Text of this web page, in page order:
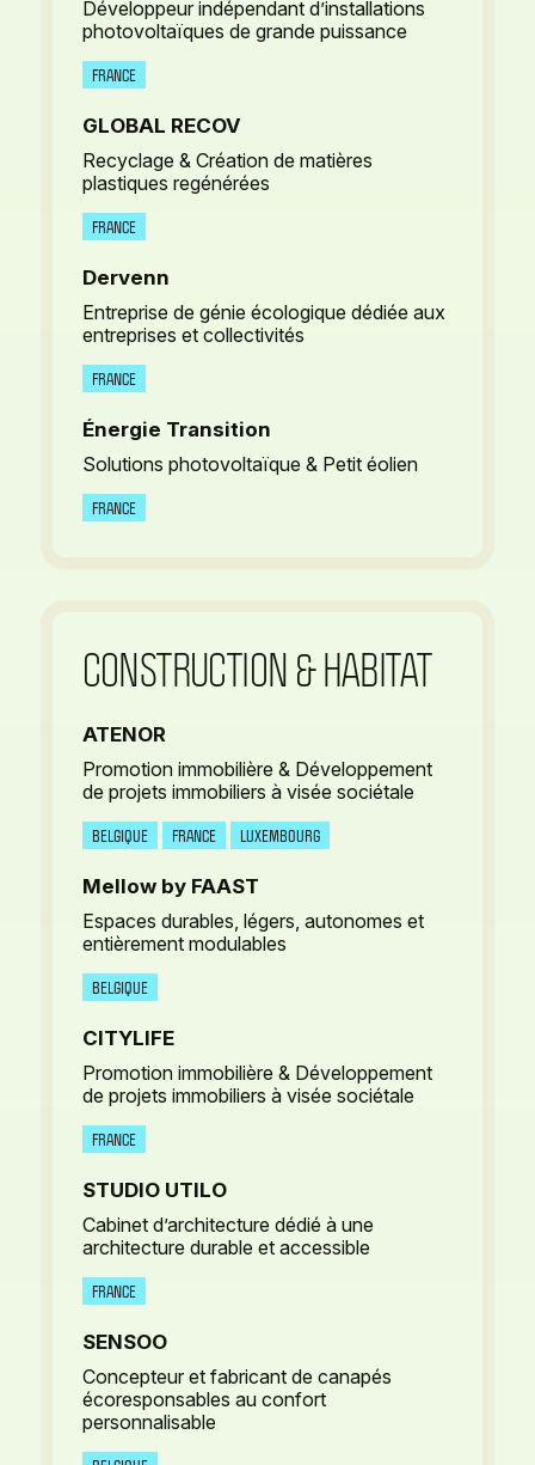
Développeur indépendant d’installations
photovoltaïques de grande puissance
FRANCE
GLOBAL RECOV
Recyclage & Création de matières
plastiques regénérées
FRANCE
Dervenn
Entreprise de génie écologique dédiée aux
entreprises et collectivités
FRANCE
Énergie Transition
Solutions photovoltaïque & Petit éolien
FRANCE
CONSTRUCTION& HABITAT
ATENOR
Promotion immobilière & Développement
de projets immobiliers à visée sociétale
BELGIQUE FRANCE LUXEMBOURG
Mellow by FAAST
Espaces durables, légers, autonomes et
entièrement modulables
BELGIQUE
CITYLIFE
Promotion immobilière & Développement
de projets immobiliers à visée sociétale
FRANCE
STUDIO UTILO
Cabinet d’architecture dédié à une
architecture durable et accessible
FRANCE
SENSOO
Concepteur et fabricant de canapés
écoresponsables au confort
personnalisable